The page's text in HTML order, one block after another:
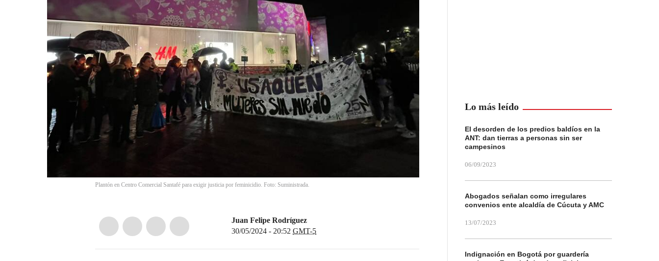
Plantón en Centro Comercial Santafé para exigir justicia por feminicidio. Foto: Suministrada.
Juan Felipe Rodríguez
30/05/2024 - 20:52 GMT-5
Lo más leído
El desorden de los predios baldíos en la
ANT: dan tierras a personas sin ser
campesinos
06/09/2023
Abogados señalan como irregulares
convenios ente alcaldía de Cúcuta y AMC
13/07/2023
Indignación en Bogotá por guardería